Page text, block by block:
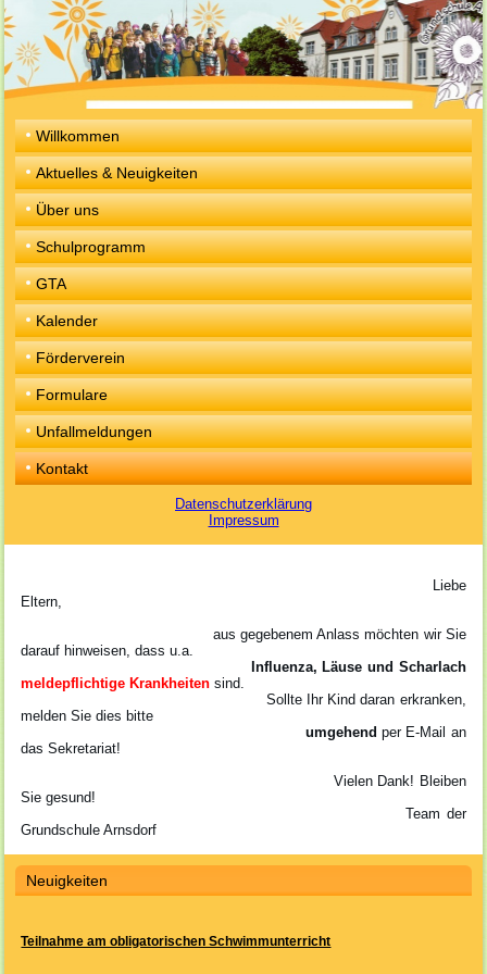
Willkommen
Aktuelles & Neuigkeiten
Über uns
Schulprogramm
GTA
Kalender
Förderverein
Formulare
Unfallmeldungen
Kontakt
Datenschutzerklärung
Impressum
Liebe
Eltern,
aus gegebenem Anlass möchten wir Sie
darauf hinweisen, dass u.a.
Influenza, Läuse und Scharlach
meldepflichtige Krankheiten sind.
Sollte Ihr Kind daran erkranken,
melden Sie dies bitte
umgehendper E-Mail an
das Sekretariat!
Vielen Dank! Bleiben
Sie gesund!
Team der
Grundschule Arnsdorf
Neuigkeiten
Teilnahme am obligatorischen Schwimmunterricht